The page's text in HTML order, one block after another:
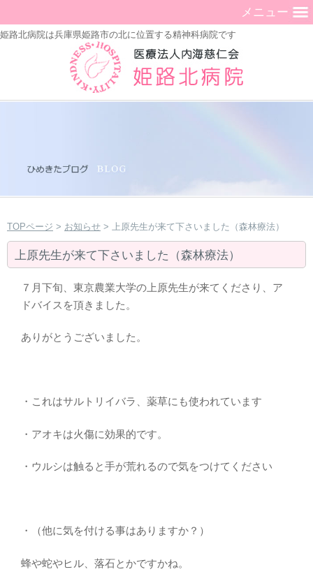
姫路北病院は兵庫県姫路市の北に位置する精神科病院です
メニュー
TOPページ > お知らせ > 上原先生が来て下さいました（森林療法）
上原先生が来て下さいました（森林療法）
７月下旬、東京農業大学の上原先生が来てくださり、ア
ドバイスを頂きました。
ありがとうございました。
・これはサルトリイバラ、薬草にも使われています
・アオキは火傷に効果的です。
・ウルシは触ると手が荒れるので気をつけてください
・（他に気を付ける事はありますか？）
蜂や蛇やヒル、落石とかですかね。